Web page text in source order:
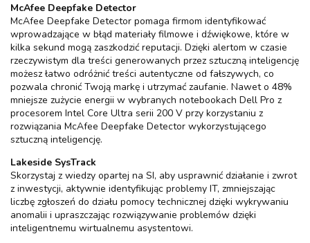
McAfee Deepfake Detector
McAfee Deepfake Detector pomaga firmom identyfikować
wprowadzające w błąd materiały filmowe i dźwiękowe, które w
kilka sekund mogą zaszkodzić reputacji. Dzięki alertom w czasie
rzeczywistym dla treści generowanych przez sztuczną inteligencję
możesz łatwo odróżnić treści autentyczne od fałszywych, co
pozwala chronić Twoją markę i utrzymać zaufanie. Nawet o 48%
mniejsze zużycie energii w wybranych notebookach Dell Pro z
procesorem Intel Core Ultra serii 200 V przy korzystaniu z
rozwiązania McAfee Deepfake Detector wykorzystującego
sztuczną inteligencję.
Lakeside SysTrack
Skorzystaj z wiedzy opartej na SI, aby usprawnić działanie i zwrot
z inwestycji, aktywnie identyfikując problemy IT, zmniejszając
liczbę zgłoszeń do działu pomocy technicznej dzięki wykrywaniu
anomalii i upraszczając rozwiązywanie problemów dzięki
inteligentnemu wirtualnemu asystentowi.